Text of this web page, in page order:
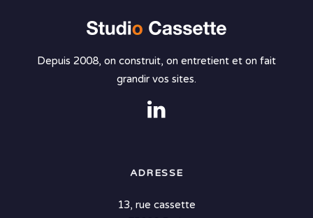
Depuis 2008, on construit, on entretient et on fait
grandir vos sites.
ADRESSE
13, rue cassette